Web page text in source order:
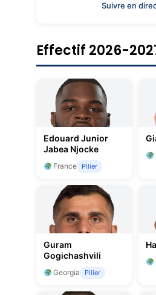
Suivre en
Effectif 2026-
Edouard Junior
Jabea Njocke
France Pilier
Guram
Gogichashvili
Georgia Pilier